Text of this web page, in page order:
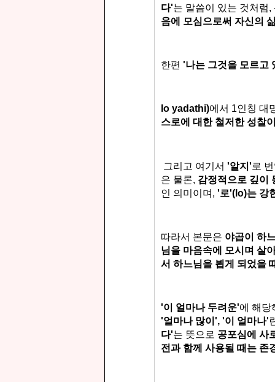
다'는 말씀이 있는 것처럼,
음에 모심으로써 자신의
한편 '나는 그것을 모르고
lo yadathi)에서 1인칭 대
스로에 대한 철저한 성찰
그리고 여기서 '알지'로
은 물론, 감정적으로 깊이
인 의미이며, '로'(lo)는 강
따라서 본문은 야곱이 하
님을 마음속에 모시며 살
서 하느님을 뵙게 되었을
'이 얼마나 두려운'에 해당
'얼마나 많이', '이 얼마나'
다'는 뜻으로 공포심에 사
전과 함께 사용될 때는 존